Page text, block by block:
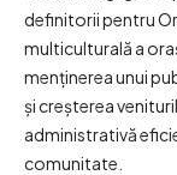
definitorii pentru
multiculturală a
menținerea unui
și creșterea
administrativă
comunitate.